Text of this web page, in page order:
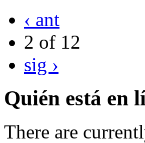
‹ ant
2 of 12
sig ›
Quién está en
There are